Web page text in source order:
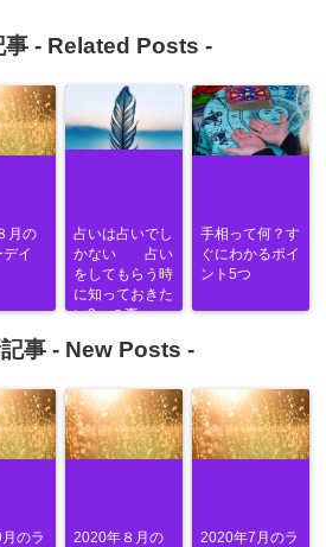
- Related Posts -
月の
イ
占いは占いでし
かない 占い
をしてもらう時
に知っておきた
い3つの事
手相って何？す
ぐにわかるポイ
ント5つ
事 - New Posts -
のラ
2020年８月の
2020年7月のラ